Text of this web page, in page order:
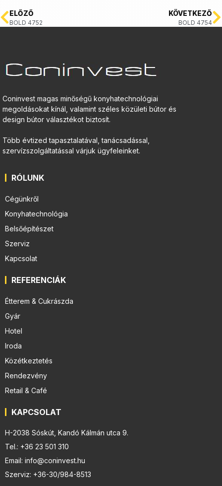
ELŐZŐ
BOLD 4752
KÖVETKEZŐ
BOLD 4754
Coninvest magas minőségű konyhatechnológiai
megoldásokat kínál, valamint széles közületi bútor és
design bútor választékot biztosít.
Több évtized tapasztalatával, tanácsadással,
szervízszolgáltatással várjuk ügyfeleinket.
RÓLUNK
Cégünkről
Konyhatechnológia
Belsőépítészet
Szerviz
Kapcsolat
REFERENCIÁK
Étterem & Cukrászda
Gyár
Hotel
Iroda
Közétkeztetés
Rendezvény
Retail & Café
KAPCSOLAT
H-2038 Sóskút, Kandó Kálmán utca 9.
Tel.: +36 23 501 310
Email: info@coninvest.hu
Szerviz: +36-30/984-8513